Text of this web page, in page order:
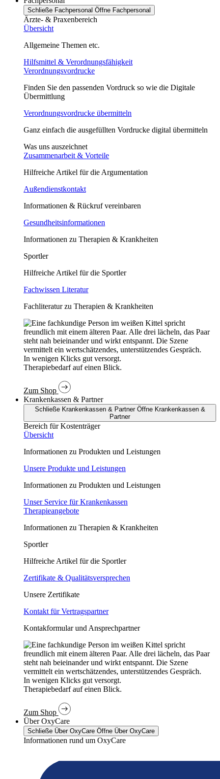
Schließe Fachpersonal Öffne Fachpersonal
Ärzte- & Praxenbereich
Übersicht
Allgemeine Themen etc.
Hilfsmittel & Verordnungsfähigkeit
Verordnungsvordrucke
Finden Sie den passenden Vordruck so wie die Digitale
Übermittlung
Verordnungsvordrucke übermitteln
Ganz einfach die ausgefüllten Vordrucke digital übermitteln
Was uns auszeichnet
Zusammenarbeit & Vorteile
Hilfreiche Artikel für die Argumentation
Außendienstkontakt
Informationen & Rückruf vereinbaren
Gesundheitsinformationen
Informationen zu Therapien & Krankheiten
Sportler
Hilfreiche Artikel für die Sportler
Fachwissen Literatur
Fachliteratur zu Therapien & Krankheiten
In wenigen Klicks gut versorgt.
Therapiebedarf auf einen Blick.
Zum Shop
Krankenkassen & Partner
Schließe Krankenkassen & Partner Öffne Krankenkassen &
Partner
Bereich für Kostenträger
Übersicht
Informationen zu Produkten und Leistungen
Unsere Produkte und Leistungen
Informationen zu Produkten und Leistungen
Unser Service für Krankenkassen
Therapieangebote
Informationen zu Therapien & Krankheiten
Sportler
Hilfreiche Artikel für die Sportler
Zertifikate & Qualitätsversprechen
Unsere Zertifikate
Kontakt für Vertragspartner
Kontakformular und Ansprechpartner
In wenigen Klicks gut versorgt.
Therapiebedarf auf einen Blick.
Zum Shop
Über OxyCare
Schließe Über OxyCare Öffne Über OxyCare
Informationen rund um OxyCare